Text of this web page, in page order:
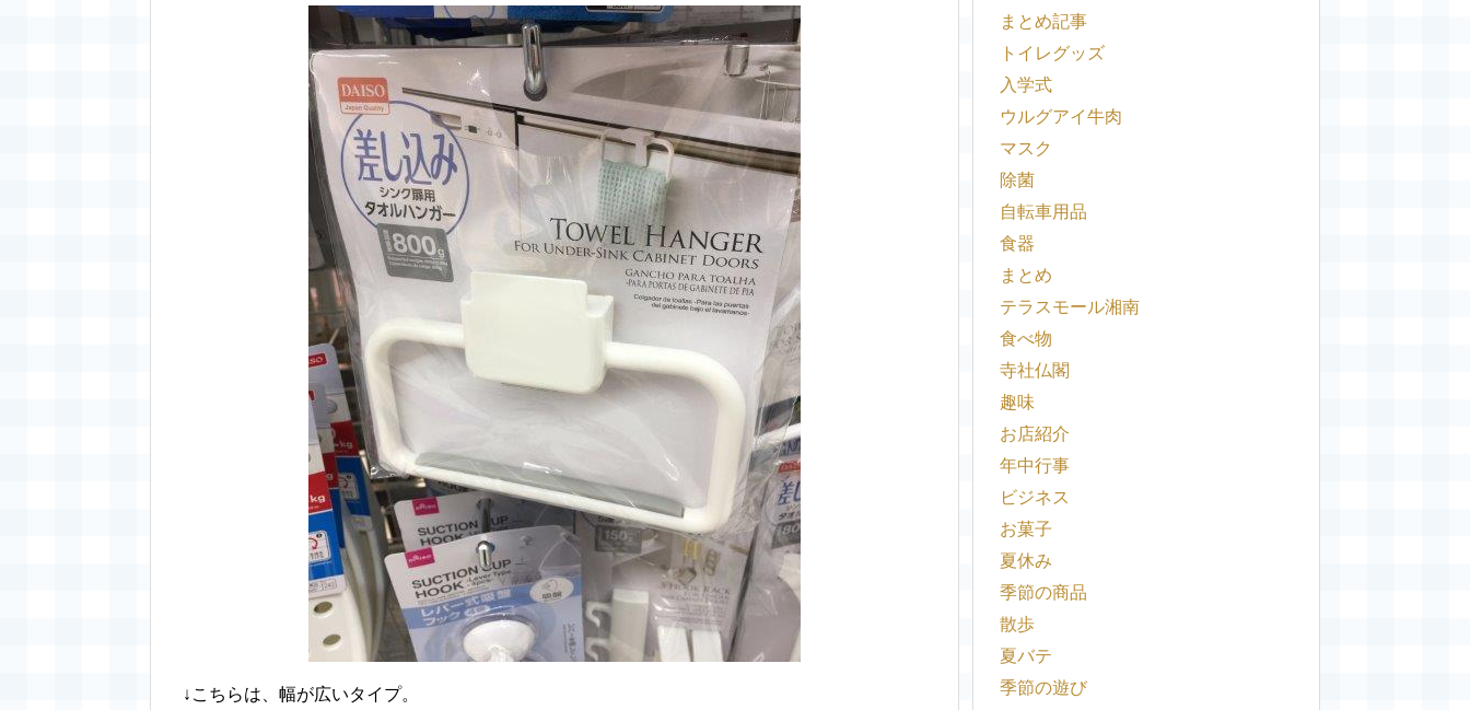
↓こちらは、幅が広いタイプ。
まとめ記事
トイレグッズ
入学式
ウルグアイ牛肉
マスク
除菌
自転車用品
食器
まとめ
テラスモール湘南
食べ物
寺社仏閣
趣味
お店紹介
年中行事
ビジネス
お菓子
夏休み
季節の商品
散歩
夏バテ
季節の遊び